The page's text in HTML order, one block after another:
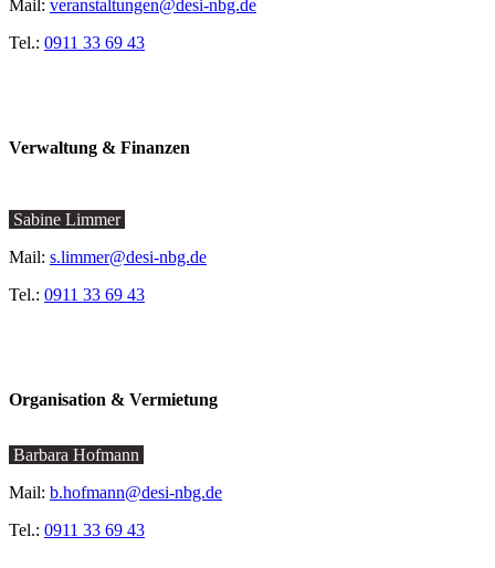
Mail: veranstaltungen@desi-nbg.de
Tel.: 0911 33 69 43
Verwaltung & Finanzen
Sabine Limmer
Mail: s.limmer@desi-nbg.de
Tel.: 0911 33 69 43
Organisation & Vermietung
Barbara Hofmann
Mail: b.hofmann@desi-nbg.de
Tel.: 0911 33 69 43